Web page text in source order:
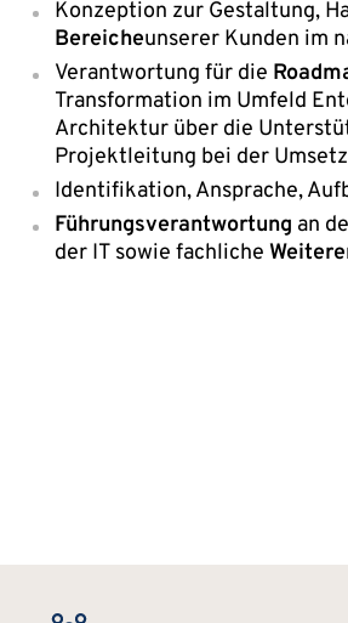
Konzeption zur Gestaltung,
Bereicheunserer Kunden im
Verantwortung für die
Transformation im Umfeld
Architektur über die
Projektleitung bei der
Identifikation, Ansprache,
Führungsverantwortung an
der IT sowie fachliche